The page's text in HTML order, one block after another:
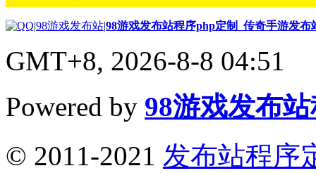
|98游戏发布站|98游戏发布站程序php定制_传奇手游发
GMT+8, 2026-8-8 04:51
Powered by 98游戏发布
© 2011-2021 发布站程序